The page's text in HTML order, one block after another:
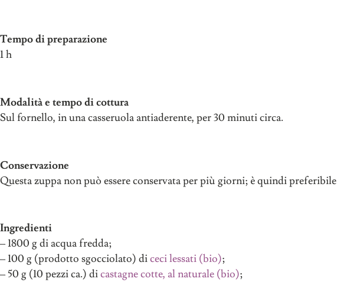
Tempo di preparazione
1 h
Modalità e tempo di cottura
Sul fornello, in una casseruola antiaderente, per 30 minuti circa.
Conservazione
Questa zuppa non può essere conservata per più giorni; è quindi
Ingredienti
– 1800 g di acqua fredda;
– 100 g (prodotto sgocciolato) diceci lessati (bio);
– 50 g (10 pezzi ca.) dicastagne cotte, al naturale (bio);